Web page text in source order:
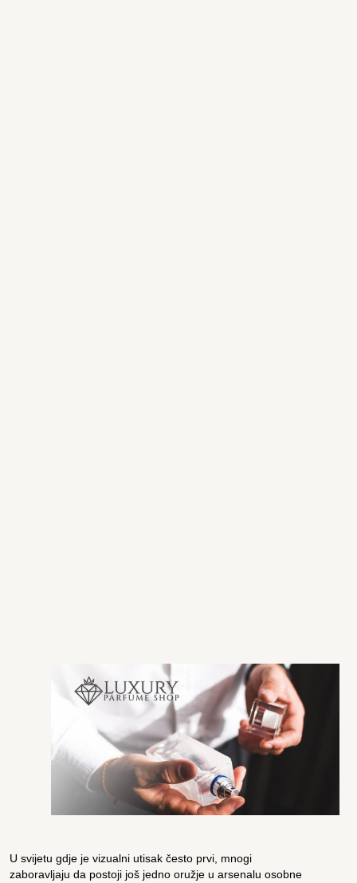
U svijetu gdje je vizualni utisak često prvi, mnogi
zaboravljaju da postoji još jedno oružje u arsenalu osobne